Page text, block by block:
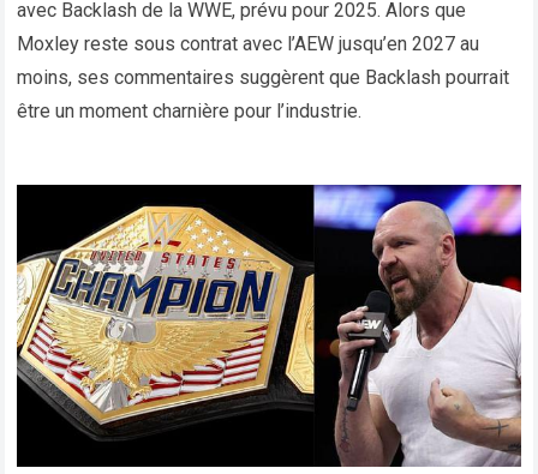
avec Backlash de la WWE, prévu pour 2025. Alors que
Moxley reste sous contrat avec l’AEW jusqu’en 2027 au
moins, ses commentaires suggèrent que Backlash pourrait
être un moment charnière pour l’industrie.